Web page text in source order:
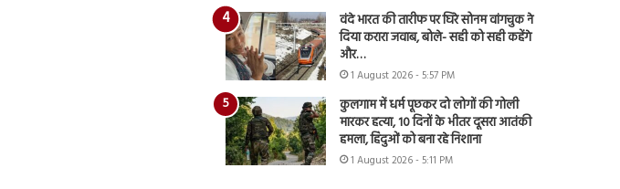
वंदे भारत की तारीफ पर घिरे सोनम वांगचुक ने
दिया करारा जवाब, बोले- सही को सही कहेंगे
और…
1 August 2026 - 5:57 PM
कुलगाम में धर्म पूछकर दो लोगों की गोली
मारकर हत्या, 10 दिनों के भीतर दूसरा आतंकी
हमला, हिंदुओं को बना रहे निशाना
1 August 2026 - 5:11 PM